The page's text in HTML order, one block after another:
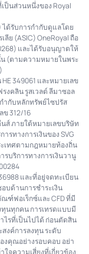
ป็นส่วนหนึ่งของ Royal
ได้รับการกำกับดูแลโดย
ย (ASIC) OneRoyal ถือ
และได้รับอนุญาตให้
น (ตามความหมายในพระ
349061 และหมายเลข
งคลิน รูสเวลต์ ลีมาซอล
ำกับหลักทรัพย์ไซปรัส
ข 312/16
นส์ ภายใต้หมายเลขบริษัท
รทางการเงินของ SVG
ะเทศตามกฎหมายท้องถิ่น
บริการทางการเงินวานู
และที่อยู่จดทะเบียน
บด้านการชำระเงิน
ฑ์ฟอเร็กซ์และ CFD ที่มี
ทุนทุกคน การเทรดแบบมี
ไรที่เป็นไปได้ ก่อนตัดสิน
งค์การลงทุน ระดับ
งคุณอย่างรอบคอบ อย่า